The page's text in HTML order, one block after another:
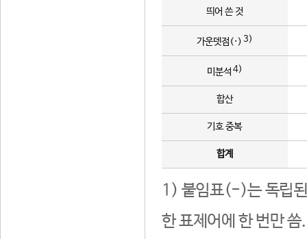
띄어 쓴 것
가운뎃점(·) 3)
미분석 4)
합산
기호 중복
합계
1) 붙임표(-)는 독립된
한 표제어에 한 번만